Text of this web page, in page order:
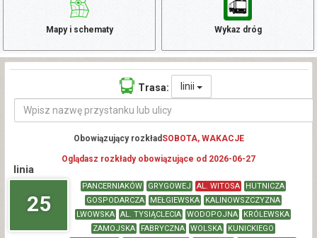
Mapy i schematy Wykaz dróg
Trasa: linii
Obowiązujący rozkład SOBOTA, WAKACJE
Oglądasz rozkłady obowiązujące od 2026-06-27
linia
25
PANCERNIAKÓW GRYGOWEJ AL. WITOSA
HUTNICZA
GOSPODARCZA
MEŁGIEWSKA
KALINOWSZCZYZNA
LWOWSKA
AL. TYSIĄCLECIA WODOPOJNA
KRÓLEWSKA
ZAMOJSKA
FABRYCZNA WOLSKA
KUNICKIEGO